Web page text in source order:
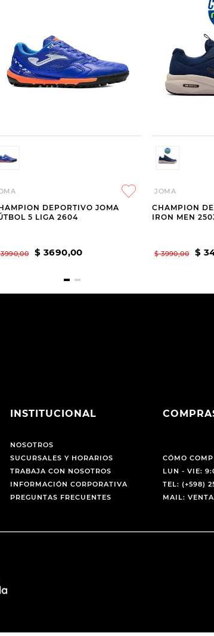
DEPORTIVO JOMA
5 LIGA 2604
3990,00 $ 3690,00
JOMA
CHAMPION
IRON MEN
$ 3990,00 $
INSTITUCIONAL
NOSOTROS
SUCURSALES Y HORARIOS
TRABAJA CON NOSOTROS
INFORMACIÓN CORPORATIVA
PREGUNTAS FRECUENTES
CÓMO
LUN - VIE:
TEL: (+598)
MAIL: